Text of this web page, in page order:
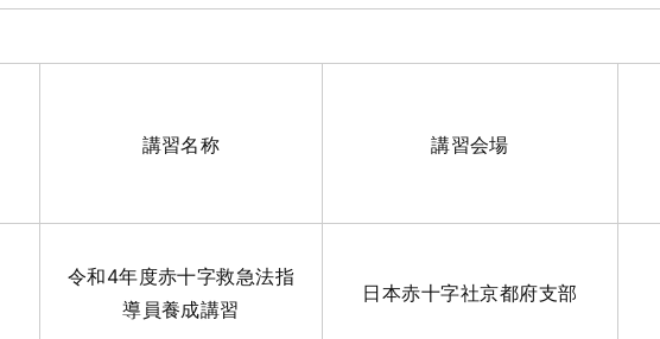
講習名称 講習会場
令和4年度赤十字救急法指
導員養成講習
日本赤十字社京都府支部